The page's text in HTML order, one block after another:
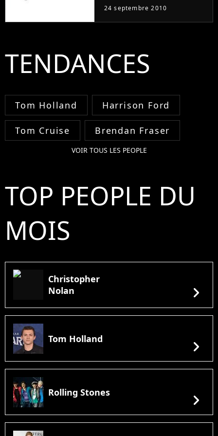
Blue Bloods débarque
ce vendredi 24
septembre 2010 sur la
d'infos sur
Purefans News...
24 septembre 2010
TENDANCES
Tom Holland Harrison Ford
Tom Cruise Brendan Fraser
VOIR TOUS LES PEOPLE
TOP PEOPLE DU
MOIS
Christopher
Nolan
chevron_right
Tom Holland chevron_right
Rolling Stones chevron_right